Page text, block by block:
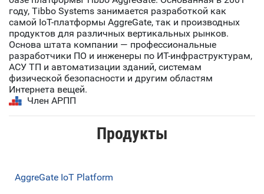
году, Tibbo Systems занимается разработкой как
самой IoT-платформы AggreGate, так и производных
продуктов для различных вертикальных рынков.
Основа штата компании — профессиональные
разработчики ПО и инженеры по ИТ-инфраструктурам,
АСУ ТП и автоматизации зданий, системам
физической безопасности и другим областям
Интернета вещей.
Член АРПП
Продукты
AggreGate IoT Platform